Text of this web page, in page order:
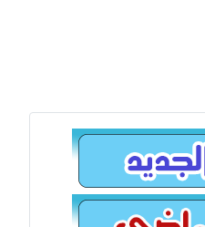
1425هـ